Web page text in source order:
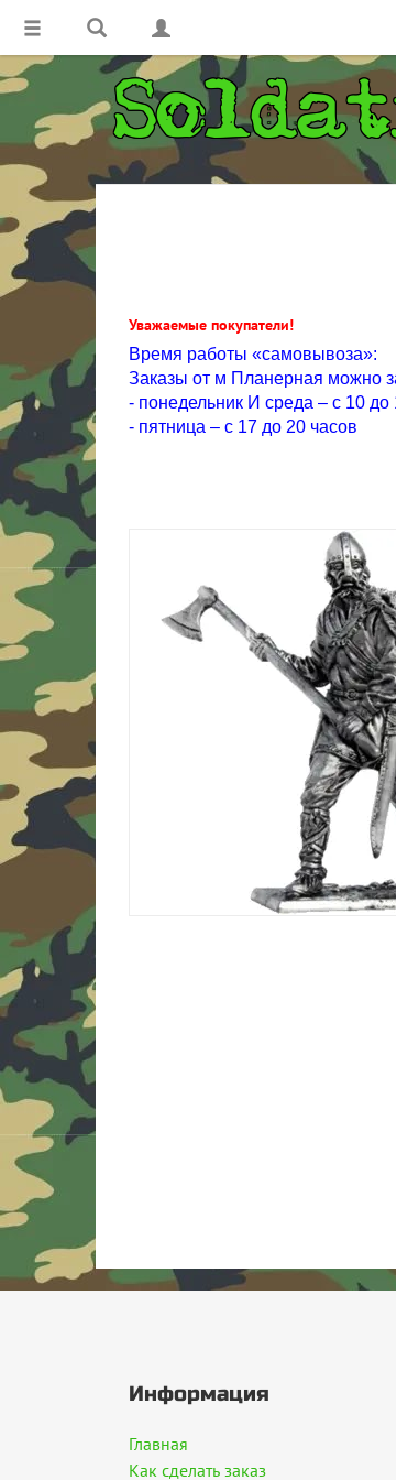
Уважаемые покупатели!
Время работы «самовывоза»:
Заказы от м Планерная можно
- понедельник И среда – с 10 до
- пятница – с 17 до 20 часов
Информация
Главная
Как сделать заказ